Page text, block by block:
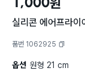
원
실리콘 에어프라
품번 1062925
옵션 원형 21 cm